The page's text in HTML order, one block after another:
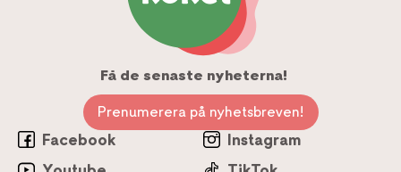
Få de senaste nyheterna!
Prenumerera på nyhetsbreven!
Facebook
Instagram